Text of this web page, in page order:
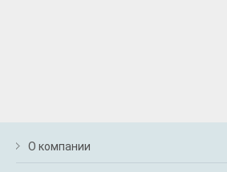
О компании